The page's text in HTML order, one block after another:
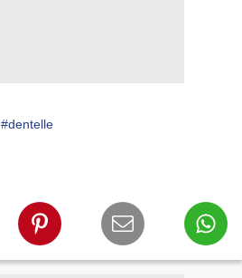
#dentelle